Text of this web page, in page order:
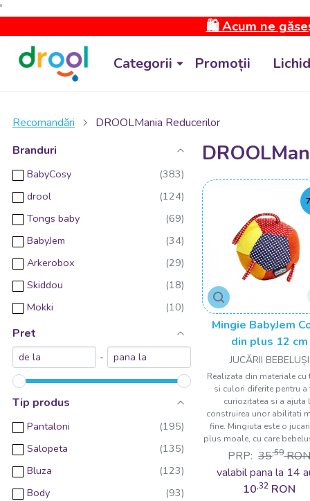
'
🛍️ Acum ne
Categorii Promoții
Recomandări
DROOLMania Reducerilor
Branduri
BabyCosy
drool
Tongs baby
BabyJem
Arkerobox
Skiddou
Mokki
Pret
-
Tip produs
Pantaloni
Salopeta
Bluza
Body
Mingie BabyJem
din plus 12 cm
JUCĂRII BEBELUȘI
Realizata din materiale cu
si culori diferite pentru a
curiozitatea si a ajuta
construirea unor abilitati
fine. Mingiuta este o
plus moale, cu care
PRP: 35,59
valabil pana la 14
10,32 RON